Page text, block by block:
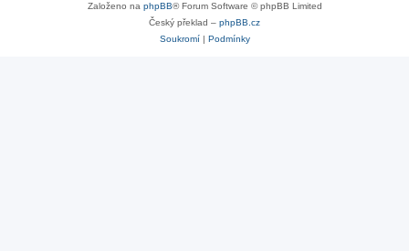
Založeno na phpBB® Forum Software © phpBB Limited
Český překlad – phpBB.cz
Soukromí| Podmínky